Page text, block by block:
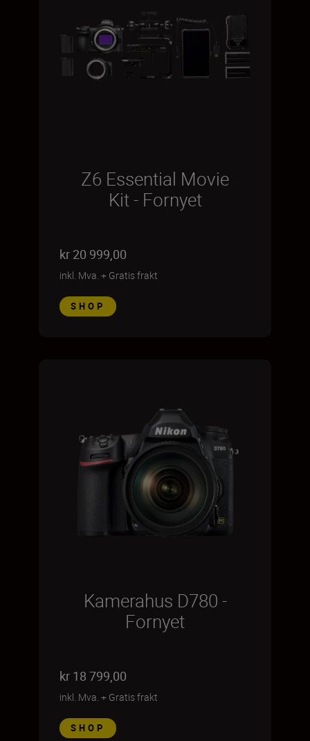
Z6 Essential Movie
Kit - Fornyet
kr 20 999,00
inkl. Mva. + Gratis frakt
SHOP
Kamerahus D780 -
Fornyet
kr 18 799,00
inkl. Mva. + Gratis frakt
SHOP